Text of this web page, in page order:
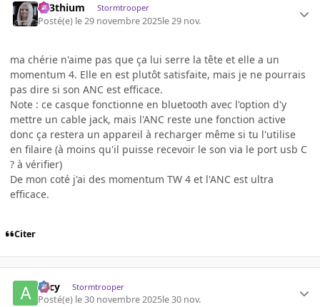
L33thium Stormtrooper
Posté(e) le 29 novembre 2025le 29 nov.
ma chérie n'aime pas que ça lui serre la tête et elle a un
momentum 4. Elle en est plutôt satisfaite, mais je ne pourrais
pas dire si son ANC est efficace.
Note : ce casque fonctionne en bluetooth avec l'option d'y
mettre un cable jack, mais l'ANC reste une fonction active
donc ça restera un appareil à recharger même si tu l'utilise
en filaire (à moins qu'il puisse recevoir le son via le port usb C
? à vérifier)
De mon coté j'ai des momentum TW 4 et l'ANC est ultra
efficace.
Citer
Arcy Stormtrooper
Posté(e) le 30 novembre 2025le 30 nov.